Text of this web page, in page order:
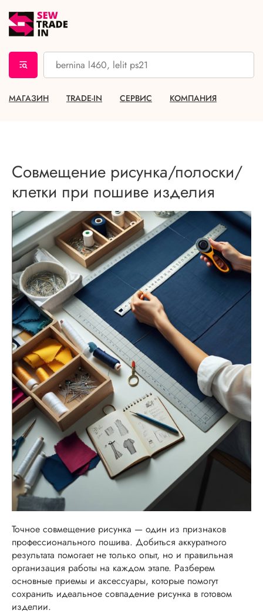
МАГАЗИН TRADE-IN СЕРВИС КОМПАНИЯ
Совмещение рисунка/полоски/
клетки при пошиве изделия
Точное совмещение рисунка — один из признаков
профессионального пошива. Добиться аккуратного
результата помогает не только опыт, но и правильная
организация работы на каждом этапе. Разберем
основные приемы и аксессуары, которые помогут
сохранить идеальное совпадение рисунка в готовом
изделии.